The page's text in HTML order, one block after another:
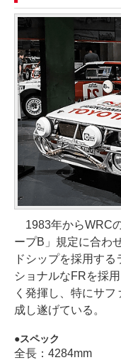
1983年からWRC
ープB」規定に合わ
ドシップを採用す
ショナルなFRを採
く発揮し、特にサ
成し遂げている。
スペック
全長：4284mm